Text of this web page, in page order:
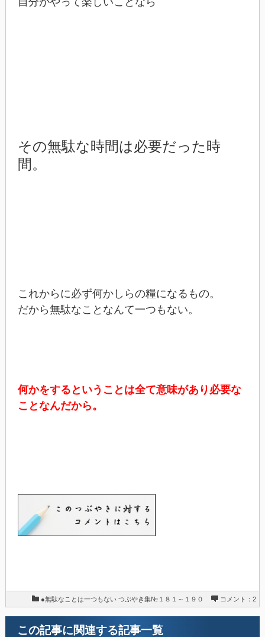
その無駄な時間は必要だった時
間。
これからに必ず何かしらの糧になるもの。
だから無駄なことなんて一つもない。
何かをするということは全て意味があり必要な
ことなんだから。
●無駄なことは一つもない つぶやき集№１８１～１９０ コメント：2
この記事に関連する記事一覧